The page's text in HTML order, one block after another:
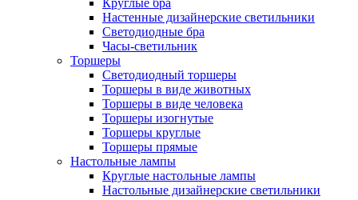
Круглые бра
Настенные дизайнерские светильники
Светодиодные бра
Часы-светильник
Торшеры
Светодиодный торшеры
Торшеры в виде животных
Торшеры в виде человека
Торшеры изогнутые
Торшеры круглые
Торшеры прямые
Настольные лампы
Круглые настольные лампы
Настольные дизайнерские светильники